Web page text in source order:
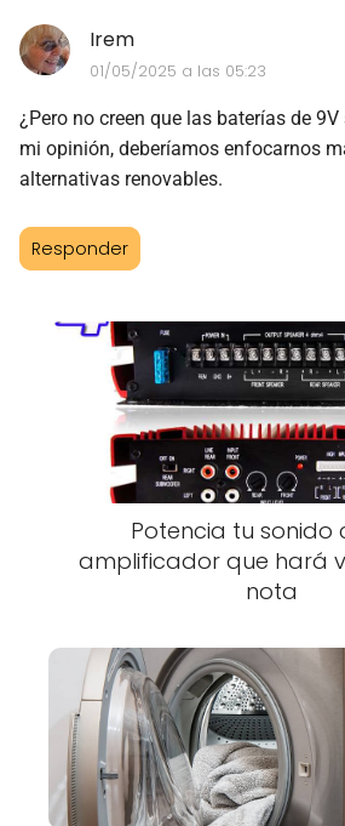
Irem
01/05/2025 a las 05:23
¿Pero no creen que las baterías de
mi opinión, deberíamos enfocarnos
alternativas renovables.
Responder
Potencia tu sonido
amplificador que hará
nota